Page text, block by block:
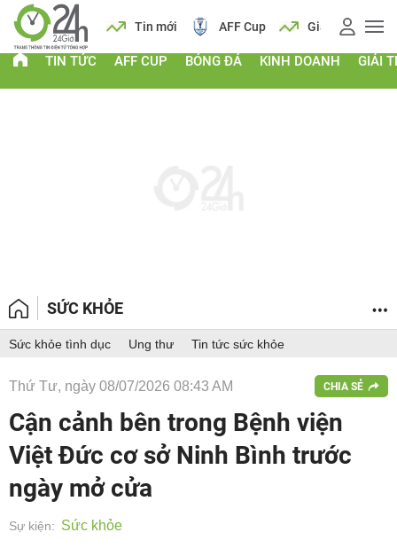
Lịch Tin mới AFF Cup Giá vàng
TIN TỨC AFF CUP BÓNG ĐÁ KINH DOANH GIẢI
SỨC KHỎE
Sức khỏe tình dục Ung thư Tin tức sức khỏe
Thứ Tư, ngày 08/07/2026 08:43 AM CHIA SẺ
Cận cảnh bên trong Bệnh viện
Việt Đức cơ sở Ninh Bình trước
ngày mở cửa
Sự kiện: Sức khỏe